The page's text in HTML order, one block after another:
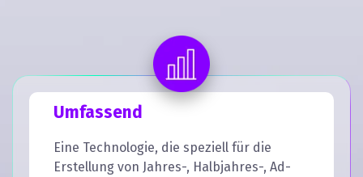
Umfassend
Eine Technologie, die speziell für die
Erstellung von Jahres-, Halbjahres-, Ad-